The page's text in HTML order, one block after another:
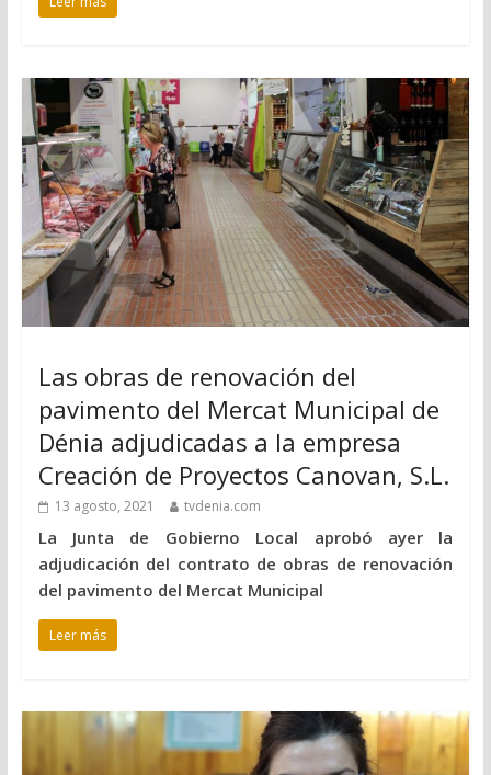
Las obras de renovación del
pavimento del Mercat Municipal de
Dénia adjudicadas a la empresa
Creación de Proyectos Canovan, S.L.
13 agosto, 2021 tvdenia.com
La Junta de Gobierno Local aprobó ayer la
adjudicación del contrato de obras de renovación
del pavimento del Mercat Municipal
Leer más